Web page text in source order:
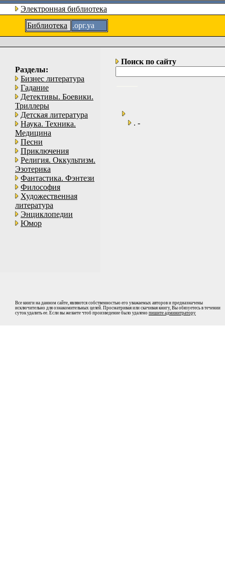
Электронная библиотека
Библиотека
.орг.уа
Разделы:
Бизнес литература
Гадание
Детективы. Боевики.
Триллеры
Детская литература
Наука. Техника.
Медицина
Песни
Приключения
Религия. Оккультизм.
Эзотерика
Фантастика. Фэнтези
Философия
Художественная
литература
Энциклопедии
Юмор
Поиск по сайту
. -
Все книги на данном сайте, являются собственностью его уважаемых авторов и предназначены
исключительно для ознакомительных целей. Просматривая или скачивая книгу, Вы обязуетесь в течении
суток удалить ее. Если вы желаете чтоб произведение было удалено пишите админитратору